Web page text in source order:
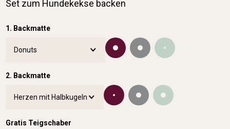
Set zum Hundekekse backen
1. Backmatte
2. Backmatte
Gratis Teigschaber